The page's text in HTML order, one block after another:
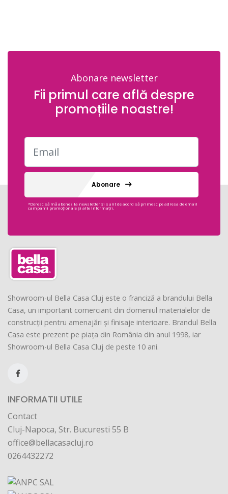
Abonare newsletter
Fii primul care află despre
promoțiile noastre!
Abonare
*Doresc să mă abonez la newsletter și sunt de acord să primesc pe adresa de email
campanii promoționale și alte informații.
Showroom-ul Bella Casa Cluj este o franciză a brandului Bella
Casa, un important comerciant din domeniul materialelor de
construcții pentru amenajări și finisaje interioare. Brandul Bella
Casa este prezent pe piața din România din anul 1998, iar
Showroom-ul Bella Casa Cluj de peste 10 ani.
INFORMATII UTILE
Contact
Cluj-Napoca, Str. Bucuresti 55 B
office@bellacasacluj.ro
0264432272